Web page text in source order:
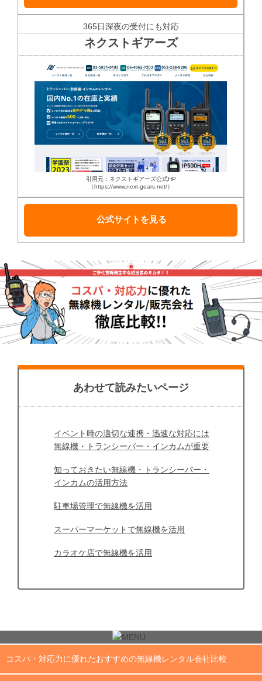
365日深夜の受付にも対応
ネクストギアーズ
引用元：ネクストギアーズ公式HP
（https://www.next-gears.net/）
公式サイトを見る
あわせて読みたいページ
イベント時の適切な連携・迅速な対応には
無線機・トランシーバー・インカムが重要
知っておきたい無線機・トランシーバー・
インカムの活用方法
駐車場管理で無線機を活用
スーパーマーケットで無線機を活用
カラオケ店で無線機を活用
コスパ・対応力に優れたおすすめの無線機レンタル会社比較